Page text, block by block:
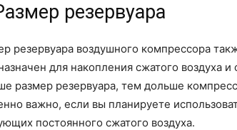
резервуара
резервуара воздушного компрессора
для накопления сжатого воздуха
размер резервуара, тем дольше
важно, если вы планируете
постоянного сжатого воздуха.